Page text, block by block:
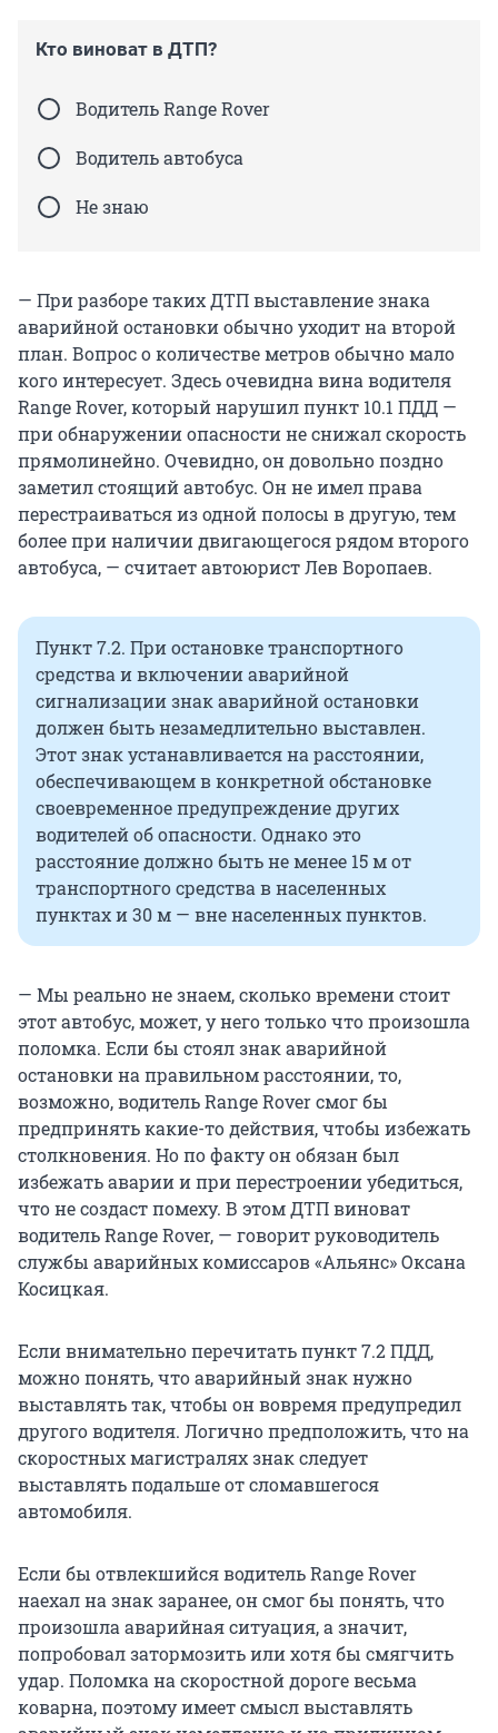
Кто виноват в ДТП?
Водитель Range Rover
Водитель автобуса
Не знаю
— При разборе таких ДТП выставление знака
аварийной остановки обычно уходит на второй
план. Вопрос о количестве метров обычно мало
кого интересует. Здесь очевидна вина водителя
Range Rover, который нарушил пункт 10.1 ПДД —
при обнаружении опасности не снижал скорость
прямолинейно. Очевидно, он довольно поздно
заметил стоящий автобус. Он не имел права
перестраиваться из одной полосы в другую, тем
более при наличии двигающегося рядом второго
автобуса, — считает автоюрист Лев Воропаев.
Пункт 7.2. При остановке транспортного
средства и включении аварийной
сигнализации знак аварийной остановки
должен быть незамедлительно выставлен.
Этот знак устанавливается на расстоянии,
обеспечивающем в конкретной обстановке
своевременное предупреждение других
водителей об опасности. Однако это
расстояние должно быть не менее 15 м от
транспортного средства в населенных
пунктах и 30 м — вне населенных пунктов.
— Мы реально не знаем, сколько времени стоит
этот автобус, может, у него только что произошла
поломка. Если бы стоял знак аварийной
остановки на правильном расстоянии, то,
возможно, водитель Range Rover смог бы
предпринять какие-то действия, чтобы избежать
столкновения. Но по факту он обязан был
избежать аварии и при перестроении убедиться,
что не создаст помеху. В этом ДТП виноват
водитель Range Rover, — говорит руководитель
службы аварийных комиссаров «Альянс» Оксана
Косицкая.
Если внимательно перечитать пункт 7.2 ПДД,
можно понять, что аварийный знак нужно
выставлять так, чтобы он вовремя предупредил
другого водителя. Логично предположить, что на
скоростных магистралях знак следует
выставлять подальше от сломавшегося
автомобиля.
Если бы отвлекшийся водитель Range Rover
наехал на знак заранее, он смог бы понять, что
произошла аварийная ситуация, а значит,
попробовал затормозить или хотя бы смягчить
удар. Поломка на скоростной дороге весьма
коварна, поэтому имеет смысл выставлять